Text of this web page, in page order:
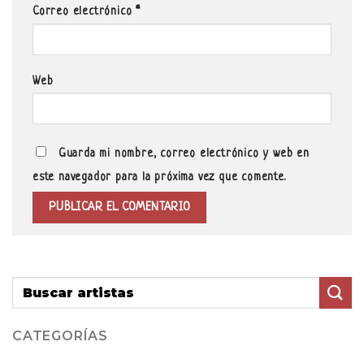
Correo electrónico*
Web
Guarda mi nombre, correo electrónico y web en
este navegador para la próxima vez que comente.
CATEGORÍAS